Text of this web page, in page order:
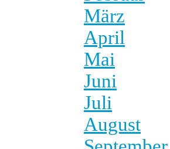
März
April
Mai
Juni
Juli
August